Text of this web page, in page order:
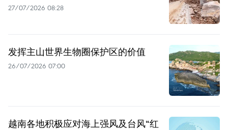
27/07/2026 08:28
发挥主山世界生物圈保护区的价值
26/07/2026 07:00
越南各地积极应对海上强风及台风“红